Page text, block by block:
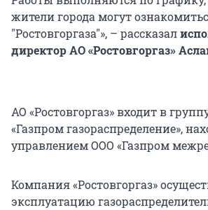
жители города могут
"Ростовгоргаза"», – рассказал
директор АО «Ростовгоргаз»
АО «Ростовгоргаз» входит в
«Газпром газораспределение»,
управлением ООО «Газпром
Компания «Ростовгоргаз»
эксплуатацию